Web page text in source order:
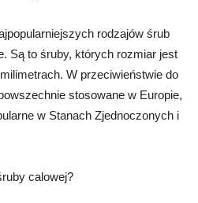
rodzajów śrub
Są to śruby, których rozmiar jest
W przeciwieństwie do
stosowane w Europie,
w Stanach Zjednoczonych i
calowej?